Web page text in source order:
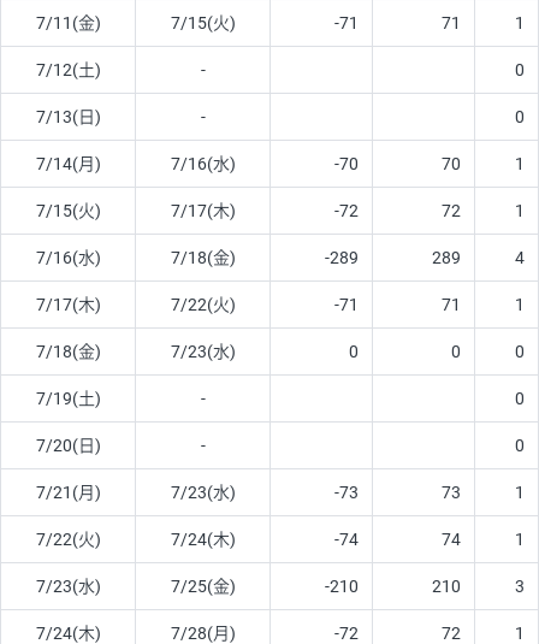
7/11(金) 7/15(火) -71 71 1
7/12(土) - 0
7/13(日) - 0
7/14(月) 7/16(水) -70 70 1
7/15(火) 7/17(木) -72 72 1
7/16(水) 7/18(金) -289 289 4
7/17(木) 7/22(火) -71 71 1
7/18(金) 7/23(水) 0 0 0
7/19(土) - 0
7/20(日) - 0
7/21(月) 7/23(水) -73 73 1
7/22(火) 7/24(木) -74 74 1
7/23(水) 7/25(金) -210 210 3
7/24(木) 7/28(月) -72 72 1